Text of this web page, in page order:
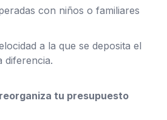
con niños o familiares
a la que se deposita el
diferencia.
tu presupuesto